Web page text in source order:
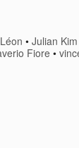
•Julian Kim
Fiore •